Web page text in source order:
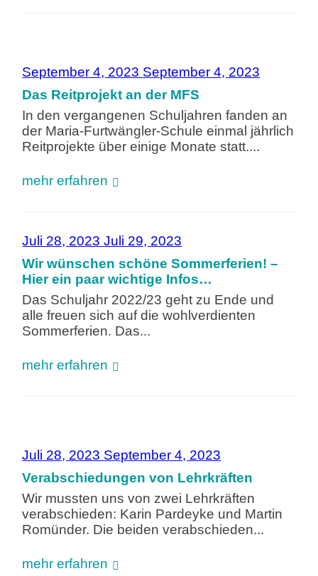
September 4, 2023 September 4, 2023
Das Reitprojekt an der MFS
In den vergangenen Schuljahren fanden an
der Maria-Furtwängler-Schule einmal jährlich
Reitprojekte über einige Monate statt....
mehr erfahren
Juli 28, 2023Juli 29, 2023
Wir wünschen schöne Sommerferien! –
Hier ein paar wichtige Infos…
Das Schuljahr 2022/23 geht zu Ende und
alle freuen sich auf die wohlverdienten
Sommerferien. Das...
mehr erfahren
Juli 28, 2023 September 4, 2023
Verabschiedungen von Lehrkräften
Wir mussten uns von zwei Lehrkräften
verabschieden: Karin Pardeyke und Martin
Romünder. Die beiden verabschieden...
mehr erfahren